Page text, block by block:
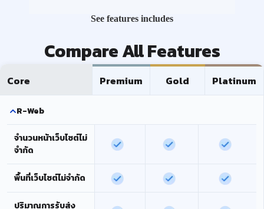
See features includes
Compare All Features
Core Premium Gold Platinum
R-Web
จำนวนหน้าเว็บไซต์ไม่
จำกัด
พื้นที่เว็บไซต์ไม่จำกัด
ปริมาณการรับส่ง